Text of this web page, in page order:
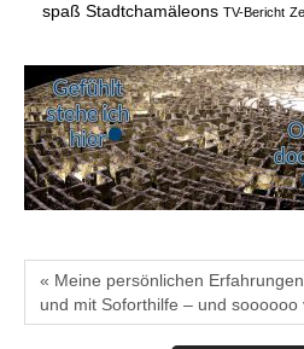
spaß Stadtchamäleons TV-Bericht
« Meine persönlichen
und mit Soforthilfe – und soooooo